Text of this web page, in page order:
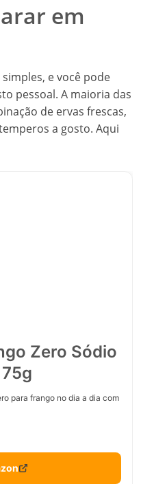
em
e você pode
pessoal. A maioria das
de ervas frescas,
a gosto. Aqui
Zero Sódio
para frango no dia a dia com